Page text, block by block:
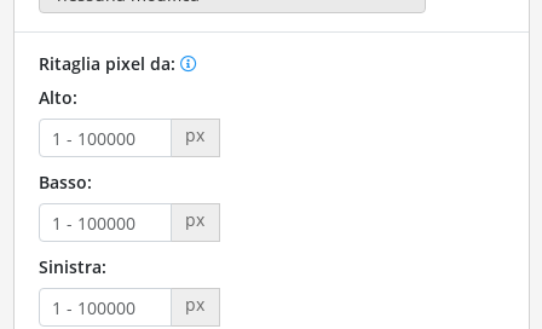
Ritaglia pixel da:
Alto:
px
Basso:
px
Sinistra:
px